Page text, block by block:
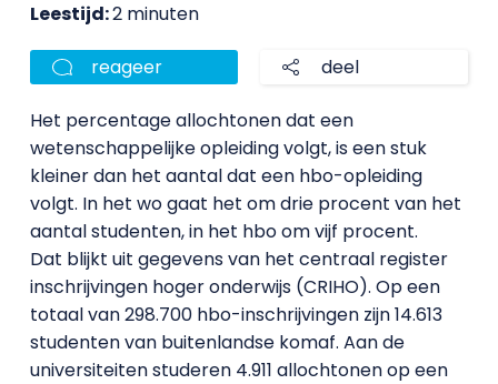
Leestijd:2 minuten
reageer deel
Het percentage allochtonen dat een
wetenschappelijke opleiding volgt, is een stuk
kleiner dan het aantal dat een hbo-opleiding
volgt. In het wo gaat het om drie procent van het
aantal studenten, in het hbo om vijf procent.
Dat blijkt uit gegevens van het centraal register
inschrijvingen hoger onderwijs (CRIHO). Op een
totaal van 298.700 hbo-inschrijvingen zijn 14.613
studenten van buitenlandse komaf. Aan de
universiteiten studeren 4.911 allochtonen op een